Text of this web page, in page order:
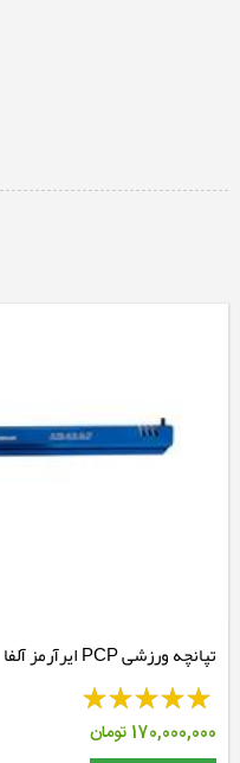
تپانچه ورزشی PCP ایرآرمز آلفا
170,000,000 تومان